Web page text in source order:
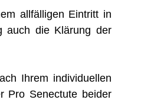
allfälligen Eintritt in
auch die Klärung der
Ihrem individuellen
Pro Senectute beider